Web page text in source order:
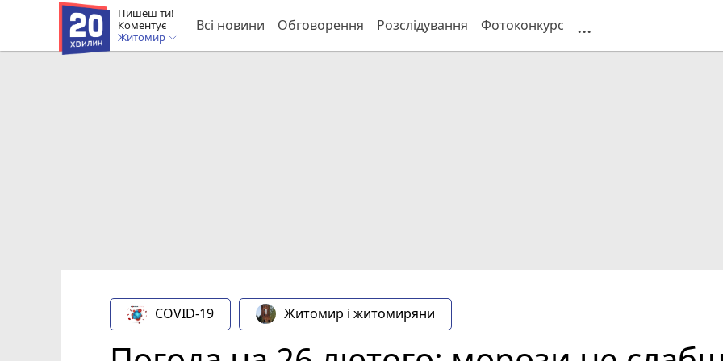
Пишеш ти!
Коментує
Житомир
Всі новини Обговорення Розслідування Фотоконкурс ...
COVID-19 Житомир і житомиряни